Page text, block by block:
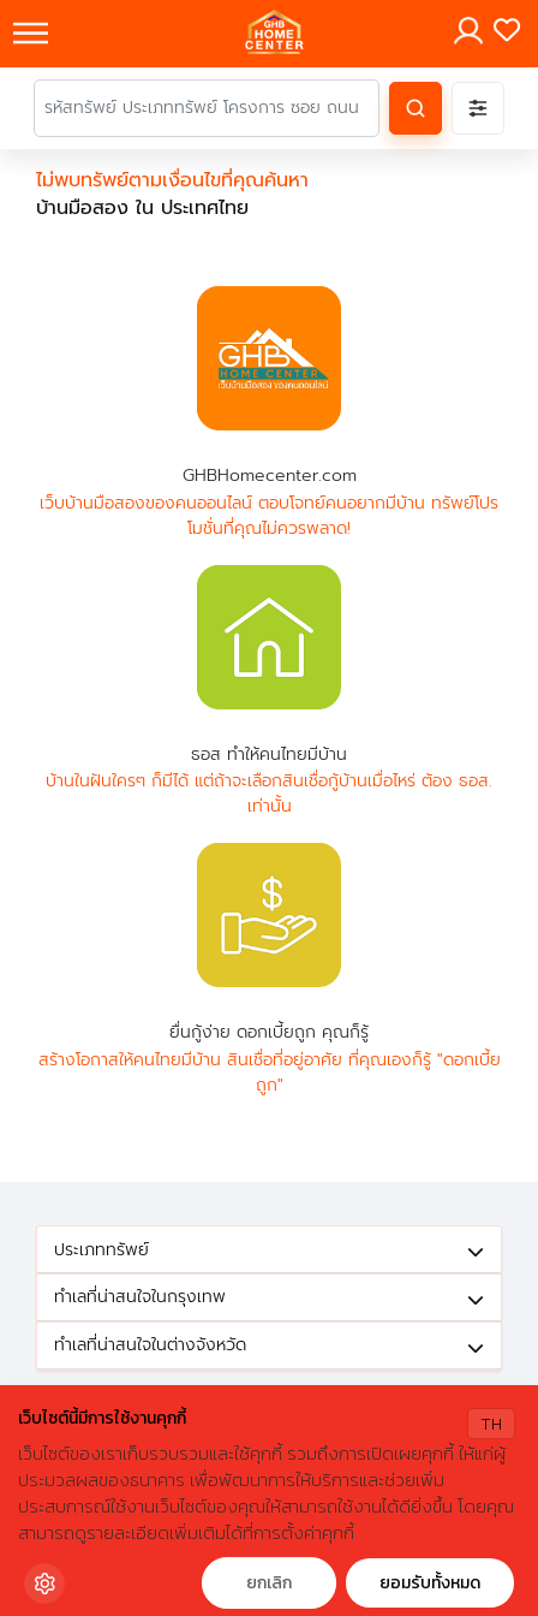
ค้นหาบ้านมือสองธอส.
ลองเปลี่ยนมาใช้ผ่านแอปดูสิ ใช้ง่าย รวดเร็ว โหลดเลย!
X
×
ไม่พบทรัพย์ตามเงื่อนไขที่คุณค้นหา
บ้านมือสอง ใน ประเทศไทย
GHBHomecenter.com
เว็บบ้านมือสองของคนออนไลน์ ตอบโจทย์คนอยากมีบ้าน ทรัพย์โปร
โมชั่นที่คุณไม่ควรพลาด!
ธอส ทำให้คนไทยมีบ้าน
บ้านในฝันใครๆ ก็มีได้ แต่ถ้าจะเลือกสินเชื่อกู้บ้านเมื่อไหร่ ต้อง ธอส.
เท่านั้น
ยื่นกู้ง่าย ดอกเบี้ยถูก คุณก็รู้
สร้างโอกาสให้คนไทยมีบ้าน สินเชื่อที่อยู่อาศัย ที่คุณเองก็รู้ "ดอกเบี้ย
ถูก"
ประเภททรัพย์
ทำเลที่น่าสนใจในกรุงเทพ
ทำเลที่น่าสนใจในต่างจังหวัด
© 2026 GHBhomecenter.com. All rights reserved.
ธนาคารอาคารสงเคราะห์ (สำนักงานใหญ่) 63 ถนนพระราม 9 เขตห้วยขวาง
กรุงเทพมหานคร 10310
โทรศัพท์: 0-2645-9000 โทรสาร: 0-2645-9001 อีเมล :
crm@ghb.co.thเว็บไซต์
www.ghbank.co.th
TH
เว็บไซต์นี้มีการใช้งานคุกกี้
เว็บไซต์ของเราเก็บรวบรวมและใช้คุกกี้ รวมถึงการเปิดเผยคุกกี้ ให้แก่ผู้
ประมวลผลของธนาคาร เพื่อพัฒนาการให้บริการและช่วยเพิ่ม
ประสบการณ์ใช้งานเว็บไซต์ของคุณให้สามารถใช้งานได้ดียิ่งขึ้น โดยคุณ
สามารถดูรายละเอียดเพิ่มเติมได้ที่การตั้งค่าคุกกี้
ยกเลิก ยอมรับทั้งหมด